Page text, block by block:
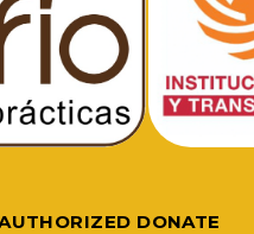
DONATE